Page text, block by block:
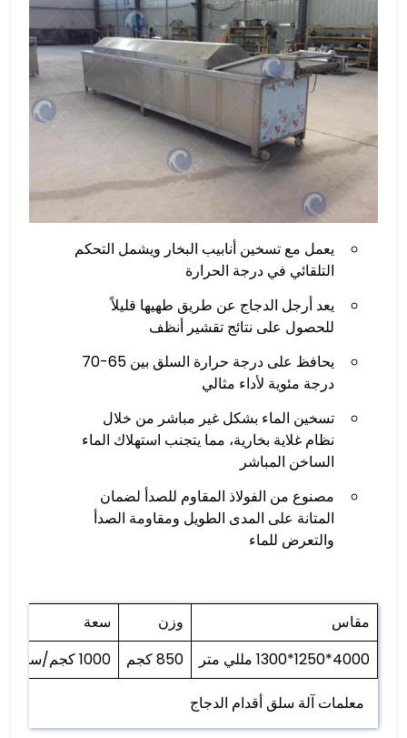
يعمل مع تسخين أنابيب البخار ويشمل التحكم
التلقائي في درجة الحرارة
يعد أرجل الدجاج عن طريق طهيها قليلاً
للحصول على نتائج تقشير أنظف
يحافظ على درجة حرارة السلق بين 65-70
درجة مئوية لأداء مثالي
تسخين الماء بشكل غير مباشر من خلال
نظام غلاية بخارية، مما يتجنب استهلاك الماء
الساخن المباشر
مصنوع من الفولاذ المقاوم للصدأ لضمان
المتانة على المدى الطويل ومقاومة الصدأ
والتعرض للماء
مقاس وزن
سعة
4000*1250*1300 مللي متر
850 كجم 1000 كجم/ساعة
معلمات آلة سلق أقدام الدجاج